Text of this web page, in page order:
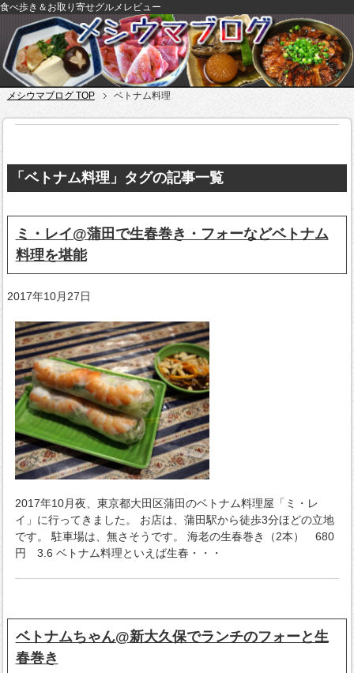
食べ歩き＆お取り寄せグルメレビュー
メシウマブログ TOP ベトナム料理
「ベトナム料理」タグの記事一覧
ミ・レイ@蒲田で生春巻き・フォーなどベトナム
料理を堪能
2017年10月27日
2017年10月夜、東京都大田区蒲田のベトナム料理屋「ミ・レ
イ」に行ってきました。 お店は、蒲田駅から徒歩3分ほどの立地
です。 駐車場は、無さそうです。 海老の生春巻き（2本） 680
円 3.6 ベトナム料理といえば生春・・・
ベトナムちゃん@新大久保でランチのフォーと生
春巻き